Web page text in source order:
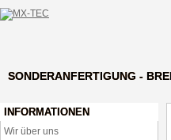
SONDERANFERTIGUNG -
INFORMATIONEN
Wir über uns